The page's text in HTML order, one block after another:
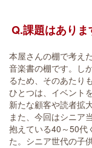
Q.課題はあり
本屋さんの棚で考え
音楽書の棚です。し
るため、そのあたり
ひとつは、イベント
新たな顧客や読者拡
また、今回はシニア
抱えている40～50代
た。シニア世代の子